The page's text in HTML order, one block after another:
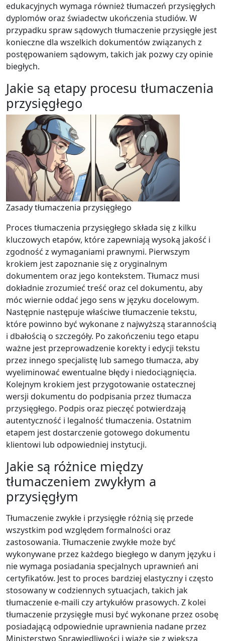
edukacyjnych wymaga również tłumaczeń przysięgłych
dyplomów oraz świadectw ukończenia studiów. W
przypadku spraw sądowych tłumaczenie przysięgłe jest
konieczne dla wszelkich dokumentów związanych z
postępowaniem sądowym, takich jak pozwy czy opinie
biegłych.
Jakie są etapy procesu tłumaczenia
przysięgłego
Zasady tłumaczenia przysięgłego
Proces tłumaczenia przysięgłego składa się z kilku
kluczowych etapów, które zapewniają wysoką jakość i
zgodność z wymaganiami prawnymi. Pierwszym
krokiem jest zapoznanie się z oryginalnym
dokumentem oraz jego kontekstem. Tłumacz musi
dokładnie zrozumieć treść oraz cel dokumentu, aby
móc wiernie oddać jego sens w języku docelowym.
Następnie następuje właściwe tłumaczenie tekstu,
które powinno być wykonane z najwyższą starannością
i dbałością o szczegóły. Po zakończeniu tego etapu
ważne jest przeprowadzenie korekty i edycji tekstu
przez innego specjalistę lub samego tłumacza, aby
wyeliminować ewentualne błędy i niedociągnięcia.
Kolejnym krokiem jest przygotowanie ostatecznej
wersji dokumentu do podpisania przez tłumacza
przysięgłego. Podpis oraz pieczęć potwierdzają
autentyczność i legalność tłumaczenia. Ostatnim
etapem jest dostarczenie gotowego dokumentu
klientowi lub odpowiedniej instytucji.
Jakie są różnice między
tłumaczeniem zwykłym a
przysięgłym
Tłumaczenie zwykłe i przysięgłe różnią się przede
wszystkim pod względem formalności oraz
zastosowania. Tłumaczenie zwykłe może być
wykonywane przez każdego biegłego w danym języku i
nie wymaga posiadania specjalnych uprawnień ani
certyfikatów. Jest to proces bardziej elastyczny i często
stosowany w codziennych sytuacjach, takich jak
tłumaczenie e-maili czy artykułów prasowych. Z kolei
tłumaczenie przysięgłe musi być wykonane przez osobę
posiadającą odpowiednie uprawnienia nadane przez
Ministerstwo Sprawiedliwości i wiąże się z większą